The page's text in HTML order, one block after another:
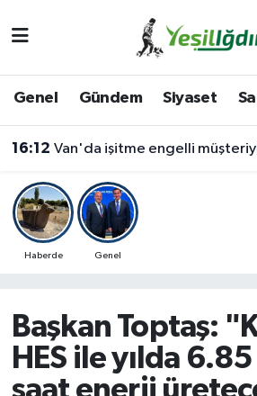
Genel Gündem Siyaset
16:12 Van'da işitme engelli müşteriyle
Haberde Genel
Başkan Toptaş:
HES ile yılda
İğdir Namaz Vakitleri
Iğdır Trafik Yoğunluk Haritası
Süper Lig Puan Durumu ve
Son Dakika Haberleri
Haber Arşivi